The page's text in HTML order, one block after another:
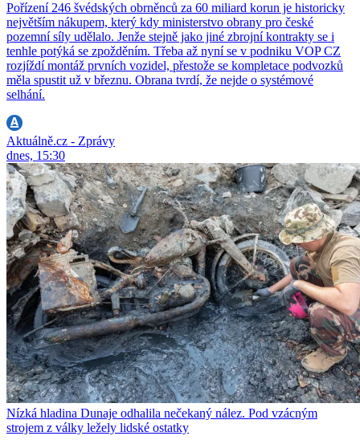
Pořízení 246 švédských obrněnců za 60 miliard korun je historicky
největším nákupem, který kdy ministerstvo obrany pro české
pozemní síly udělalo. Jenže stejně jako jiné zbrojní kontrakty se i
tenhle potýká se zpožděním. Třeba až nyní se v podniku VOP CZ
rozjíždí montáž prvních vozidel, přestože se kompletace podvozků
měla spustit už v březnu. Obrana tvrdí, že nejde o systémové
selhání.
Aktuálně.cz - Zprávy
dnes, 15:30
Nízká hladina Dunaje odhalila nečekaný nález. Pod vzácným
strojem z války ležely lidské ostatky